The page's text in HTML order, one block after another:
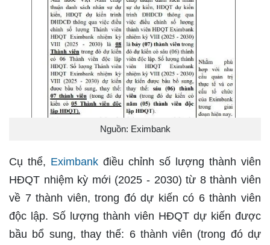
Nguồn: Eximbank
Cụ thể, Eximbank điều chỉnh số lượng thành viên
HĐQT nhiệm kỳ mới (2025 - 2030) từ 8 thành viên
về 7 thành viên, trong đó dự kiến có 6 thành viên
độc lập. Số lượng thành viên HĐQT dự kiến được
bầu bổ sung, thay thế: 6 thành viên (trong đó dự